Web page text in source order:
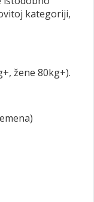
kategoriji,
žene 80kg+).